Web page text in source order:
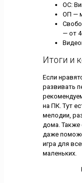
ОС:
ОП —
— от
Итоги и
Если
развивать
на ПК. Тут
мелодии,
дома. Также
даже
игра для
маленьких.